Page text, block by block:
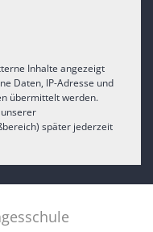
Inhalte angezeigt
Daten, IP-Adresse und
übermittelt werden.
später jederzeit